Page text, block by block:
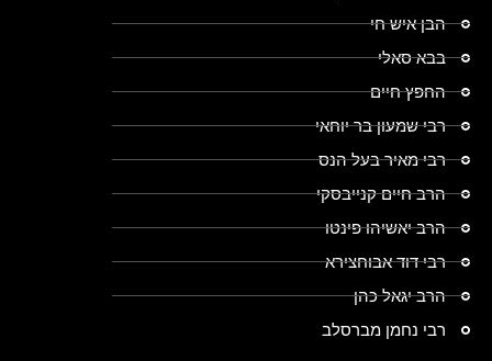
הבן איש חי
בבא סאלי
החפץ חיים
רבי שמעון בר יוחאי
רבי מאיר בעל הנס
הרב חיים קנייבסקי
הרב יאשיהו פינטו
רבי דוד אבוחצירא
הרב יגאל כהן
רבי נחמן מברסלב